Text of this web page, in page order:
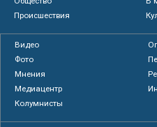
Происшествия
Видео
Фото
Мнения
Медиацентр
Колумнисты